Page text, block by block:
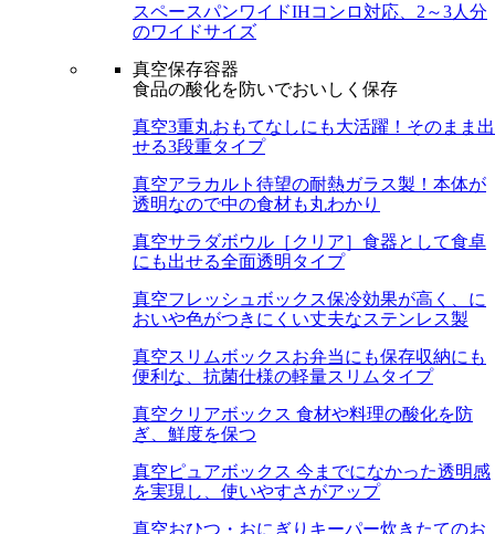
スペースパンワイドIHコンロ対応、2～3人分
のワイドサイズ
真空保存容器
食品の酸化を防いでおいしく保存
真空3重丸おもてなしにも大活躍！そのまま出
せる3段重タイプ
真空アラカルト 待望の耐熱ガラス製！本体が
透明なので中の食材も丸わかり
真空サラダボウル［クリア］ 食器として食卓
にも出せる全面透明タイプ
真空フレッシュボックス保冷効果が高く、に
おいや色がつきにくい丈夫なステンレス製
真空スリムボックスお弁当にも保存収納にも
便利な、抗菌仕様の軽量スリムタイプ
真空クリアボックス 食材や料理の酸化を防
ぎ、鮮度を保つ
真空ピュアボックス 今までになかった透明感
を実現し、使いやすさがアップ
真空おひつ・おにぎりキーパー炊きたてのお